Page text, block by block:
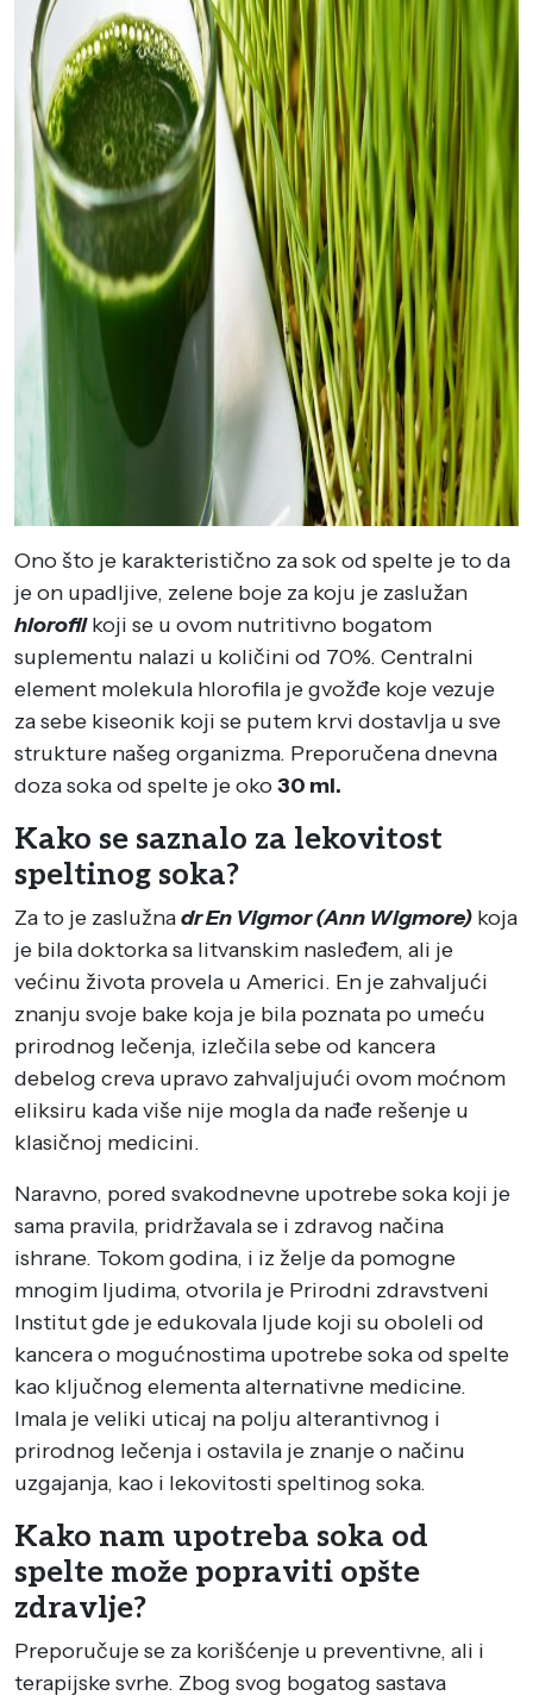
Ono što je karakteristično za sok od spelte je to da
je on upadljive, zelene boje za koju je zaslužan
hlorofil koji se u ovom nutritivno bogatom
suplementu nalazi u količini od 70%. Centralni
element molekula hlorofila je gvožđe koje vezuje
za sebe kiseonik koji se putem krvi dostavlja u sve
strukture našeg organizma. Preporučena dnevna
doza soka od spelte je oko30 ml.
Kako se saznalo za lekovitost
speltinog soka?
Za to je zaslužnadr En Vigmor (Ann Wigmore) koja
je bila doktorka sa litvanskim nasleđem, ali je
većinu života provela u Americi. En je zahvaljući
znanju svoje bake koja je bila poznata po umeću
prirodnog lečenja, izlečila sebe od kancera
debelog creva upravo zahvaljujući ovom moćnom
eliksiru kada više nije mogla da nađe rešenje u
klasičnoj medicini.
Naravno, pored svakodnevne upotrebe soka koji je
sama pravila, pridržavala se i zdravog načina
ishrane. Tokom godina, i iz želje da pomogne
mnogim ljudima, otvorila je Prirodni zdravstveni
Institut gde je edukovala ljude koji su oboleli od
kancera o mogućnostima upotrebe soka od spelte
kao ključnog elementa alternativne medicine.
Imala je veliki uticaj na polju alterantivnog i
prirodnog lečenja i ostavila je znanje o načinu
uzgajanja, kao i lekovitosti speltinog soka.
Kako nam upotreba soka od
spelte može popraviti opšte
zdravlje?
Preporučuje se za korišćenje u preventivne, ali i
terapijske svrhe. Zbog svog bogatog sastava